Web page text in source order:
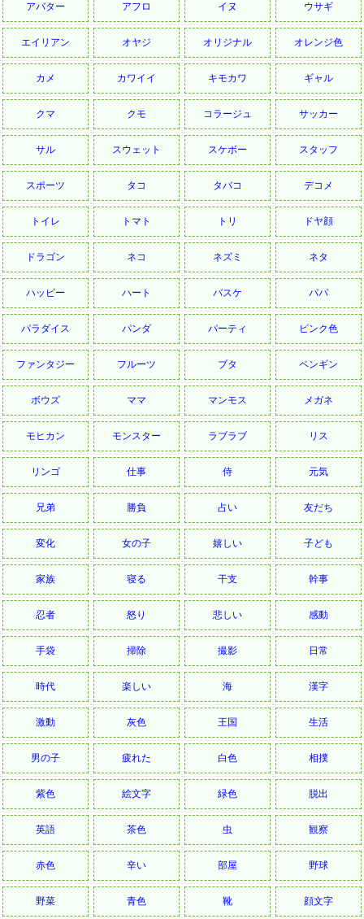
アバター アフロ イヌ ウサギ
エイリアン オヤジ オリジナル オレンジ色
カメ カワイイ キモカワ ギャル
クマ クモ コラージュ サッカー
サル スウェット スケボー スタッフ
スポーツ タコ タバコ デコメ
トイレ トマト トリ ドヤ顔
ドラゴン ネコ ネズミ ネタ
ハッピー ハート バスケ パパ
パラダイス パンダ パーティ ピンク色
ファンタジー フルーツ ブタ ペンギン
ボウズ ママ マンモス メガネ
モヒカン モンスター ラブラブ リス
リンゴ 仕事 侍 元気
兄弟 勝負 占い 友だち
変化 女の子 嬉しい 子ども
家族 寝る 干支 幹事
忍者 怒り 悲しい 感動
手袋 掃除 撮影 日常
時代 楽しい 海 漢字
激動 灰色 王国 生活
男の子 疲れた 白色 相撲
紫色 絵文字 緑色 脱出
英語 茶色 虫 観察
赤色 辛い 部屋 野球
野菜 青色 靴 顔文字